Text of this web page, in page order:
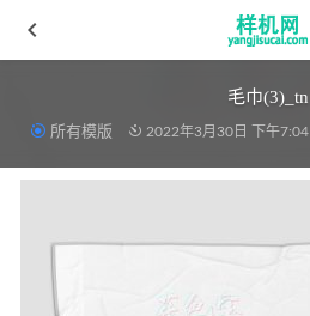
毛巾(3)_tn
所有模版 2022年3月30日 下午7:04